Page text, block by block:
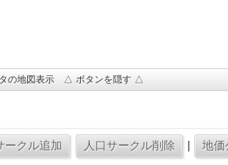
の地図表示 △ ボタンを隠す △